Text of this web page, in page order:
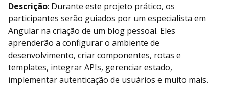
Descrição: Durante este projeto prático, os
participantes serão guiados por um especialista em
Angular na criação de um blog pessoal. Eles
aprenderão a configurar o ambiente de
desenvolvimento, criar componentes, rotas e
templates, integrar APIs, gerenciar estado,
implementar autenticação de usuários e muito mais.